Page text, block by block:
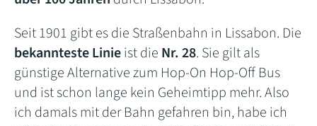
Seit 1901 gibt es die Straßenbahn in Lissabon. Die
bekannteste Linieist die Nr. 28. Sie gilt als
günstige Alternative zum Hop-On Hop-Off Bus
und ist schon lange kein Geheimtipp mehr. Also
ich damals mit der Bahn gefahren bin, habe ich